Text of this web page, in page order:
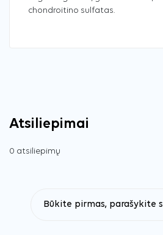
chondroitino sulfatas.
Atsiliepimai
0 atsiliepimų
Būkite pirmas, parašykite